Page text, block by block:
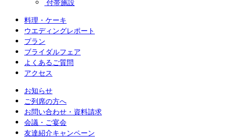
付帯施設
料理・ケーキ
ウエディングレポート
プラン
ブライダルフェア
よくあるご質問
アクセス
お知らせ
ご列席の方へ
お問い合わせ・資料請求
会議・ご宴会
友達紹介キャンペーン